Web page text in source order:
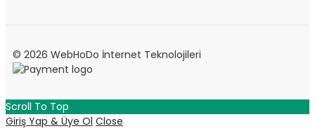
© 2026 WebHoDo İnternet Teknolojileri
Scroll To Top
Giriş Yap & Üye Ol Close